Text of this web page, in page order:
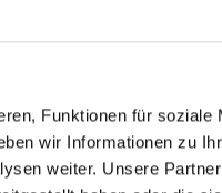
Funktionen für soziale
wir Informationen zu
weiter. Unsere